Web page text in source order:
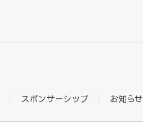
スポンサーシップ お知らせ